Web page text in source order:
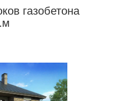
газобетона